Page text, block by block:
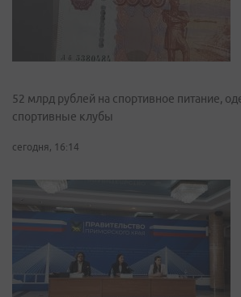
52 млрд рублей на спортивное питание,
спортивные клубы
сегодня, 16:14